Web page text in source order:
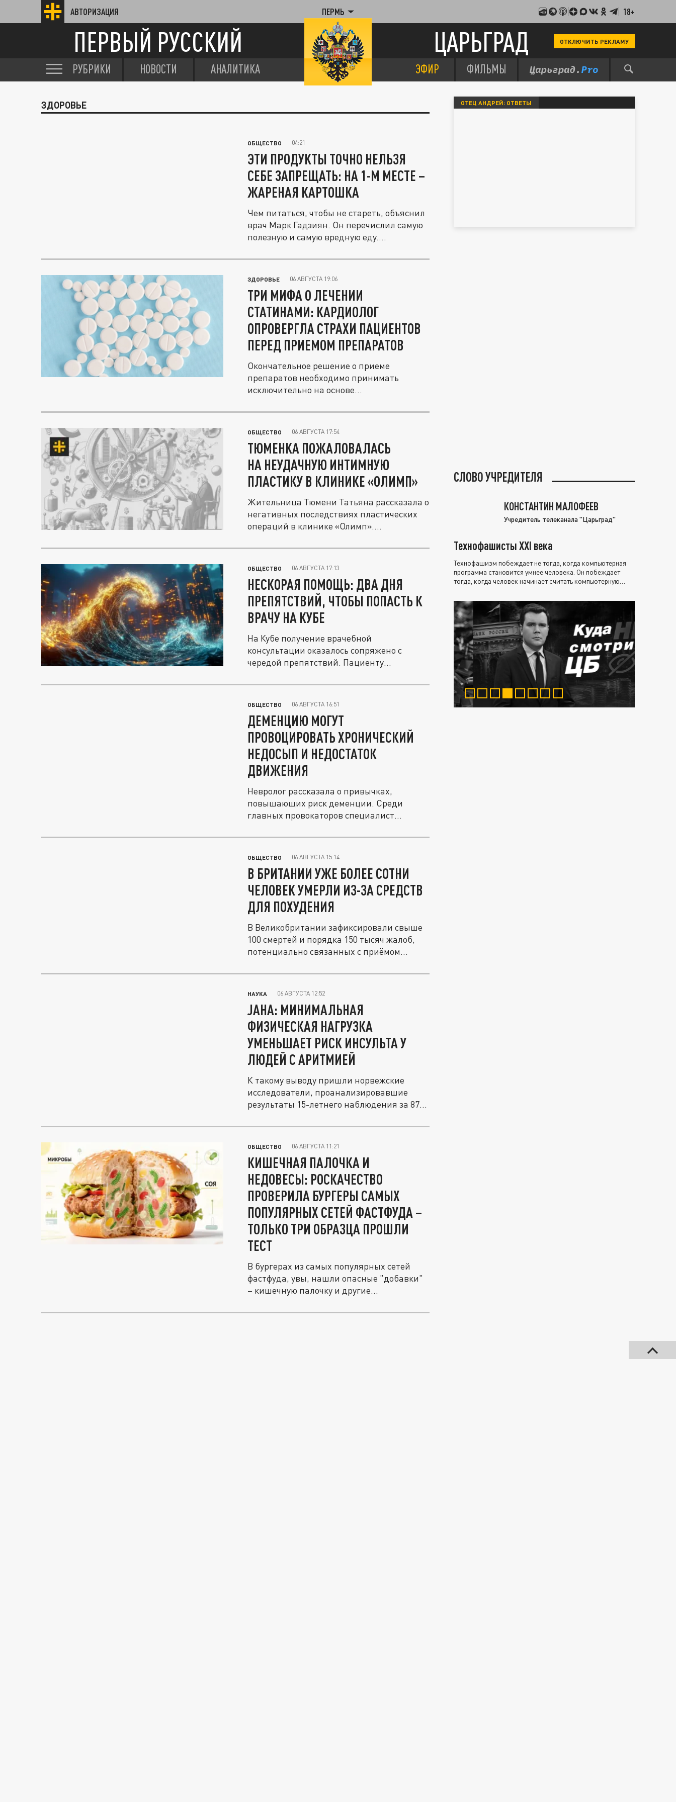
АВТОРИЗАЦИЯ ПЕРМЬ 18+
ПЕРВЫЙ РУССКИЙ ЦАРЬГРАД ОТКЛЮЧИТЬ РЕКЛАМУ
РУБРИКИ НОВОСТИ АНАЛИТИКА ЭФИР ФИЛЬМЫ
ЗДОРОВЬЕ
ОБЩЕСТВО 04:21
ЭТИ ПРОДУКТЫ ТОЧНО НЕЛЬЗЯ
СЕБЕ ЗАПРЕЩАТЬ: НА 1-М МЕСТЕ –
ЖАРЕНАЯ КАРТОШКА
Чем питаться, чтобы не стареть, объяснил
врач Марк Гадзиян. Он перечислил самую
полезную и самую вредную еду....
ЗДОРОВЬЕ 06 АВГУСТА 19:06
ТРИ МИФА О ЛЕЧЕНИИ
СТАТИНАМИ: КАРДИОЛОГ
ОПРОВЕРГЛА СТРАХИ ПАЦИЕНТОВ
ПЕРЕД ПРИЕМОМ ПРЕПАРАТОВ
Окончательное решение о приеме
препаратов необходимо принимать
исключительно на основе
ОБЩЕСТВО 06 АВГУСТА 17:54
ТЮМЕНКА ПОЖАЛОВАЛАСЬ
НА НЕУДАЧНУЮ ИНТИМНУЮ
ПЛАСТИКУ В КЛИНИКЕ «ОЛИМП»
Жительница Тюмени Татьяна рассказала о
негативных последствиях пластических
операций в клинике «Олимп»....
ОБЩЕСТВО 06 АВГУСТА 17:13
НЕСКОРАЯ ПОМОЩЬ: ДВА ДНЯ
ПРЕПЯТСТВИЙ, ЧТОБЫ ПОПАСТЬ К
ВРАЧУ НА КУБЕ
На Кубе получение врачебной
консультации оказалось сопряжено с
чередой препятствий. Пациенту
ОБЩЕСТВО 06 АВГУСТА 16:51
ДЕМЕНЦИЮ МОГУТ
ПРОВОЦИРОВАТЬ ХРОНИЧЕСКИЙ
НЕДОСЫП И НЕДОСТАТОК
ДВИЖЕНИЯ
Невролог рассказала о привычках,
повышающих риск деменции. Среди
главных провокаторов специалист
ОБЩЕСТВО 06 АВГУСТА 15:14
В БРИТАНИИ УЖЕ БОЛЕЕ СОТНИ
ЧЕЛОВЕК УМЕРЛИ ИЗ-ЗА СРЕДСТВ
ДЛЯ ПОХУДЕНИЯ
В Великобритании зафиксировали свыше
100 смертей и порядка 150 тысяч жалоб,
потенциально связанных с приёмом...
НАУКА 06 АВГУСТА 12:52
JAHA: МИНИМАЛЬНАЯ
ФИЗИЧЕСКАЯ НАГРУЗКА
УМЕНЬШАЕТ РИСК ИНСУЛЬТА У
ЛЮДЕЙ С АРИТМИЕЙ
К такому выводу пришли норвежские
исследователи, проанализировавшие
результаты 15-летнего наблюдения за 87...
ОБЩЕСТВО 06 АВГУСТА 11:21
КИШЕЧНАЯ ПАЛОЧКА И
НЕДОВЕСЫ: РОСКАЧЕСТВО
ПРОВЕРИЛА БУРГЕРЫ САМЫХ
ПОПУЛЯРНЫХ СЕТЕЙ ФАСТФУДА –
ТОЛЬКО ТРИ ОБРАЗЦА ПРОШЛИ
ТЕСТ
В бургерах из самых популярных сетей
фастфуда, увы, нашли опасные "добавки"
– кишечную палочку и другие...
ОТЕЦ АНДРЕЙ: ОТВЕТЫ
СЛОВО УЧРЕДИТЕЛЯ
КОНСТАНТИН МАЛОФЕЕВ
Учредитель телеканала "Царьград"
Технофашисты XXI века
Технофашизм побеждает не тогда, когда компьютерная
программа становится умнее человека. Он побеждает
тогда, когда человек начинает считать компьютерную